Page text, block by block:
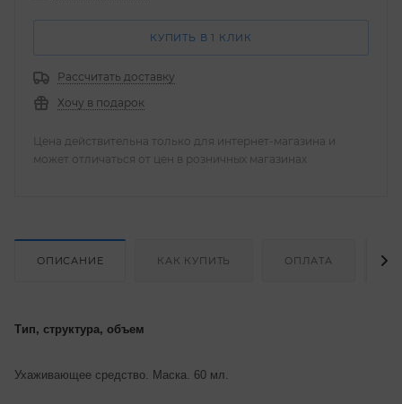
КУПИТЬ В 1 КЛИК
Рассчитать доставку
Хочу в подарок
Цена действительна только для интернет-магазина и
может отличаться от цен в розничных магазинах
ОПИСАНИЕ КАК КУПИТЬ ОПЛАТА
Тип, структура, объем
Ухаживающее средство. Маска. 60 мл.